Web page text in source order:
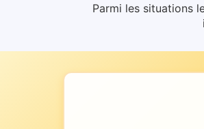
Parmi les situations